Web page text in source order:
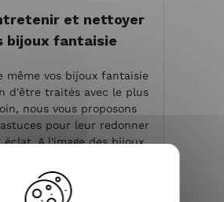
et nettoyer
bijoux fantaisie
même vos bijoux fantaisie
d'être traités avec le plus
nous vous proposons
pour leur redonner
A l'image des bijoux
fantaisie s'o...